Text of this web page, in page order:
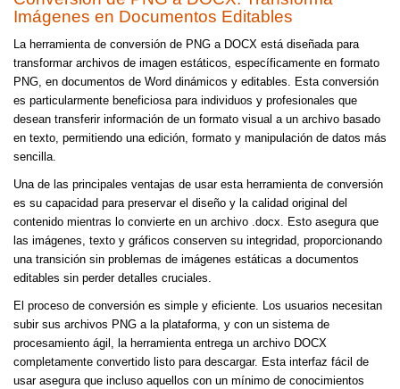
Imágenes en Documentos Editables
La herramienta de conversión de PNG a DOCX está diseñada para
transformar archivos de imagen estáticos, específicamente en formato
PNG, en documentos de Word dinámicos y editables. Esta conversión
es particularmente beneficiosa para individuos y profesionales que
desean transferir información de un formato visual a un archivo basado
en texto, permitiendo una edición, formato y manipulación de datos más
sencilla.
Una de las principales ventajas de usar esta herramienta de conversión
es su capacidad para preservar el diseño y la calidad original del
contenido mientras lo convierte en un archivo .docx. Esto asegura que
las imágenes, texto y gráficos conserven su integridad, proporcionando
una transición sin problemas de imágenes estáticas a documentos
editables sin perder detalles cruciales.
El proceso de conversión es simple y eficiente. Los usuarios necesitan
subir sus archivos PNG a la plataforma, y con un sistema de
procesamiento ágil, la herramienta entrega un archivo DOCX
completamente convertido listo para descargar. Esta interfaz fácil de
usar asegura que incluso aquellos con un mínimo de conocimientos